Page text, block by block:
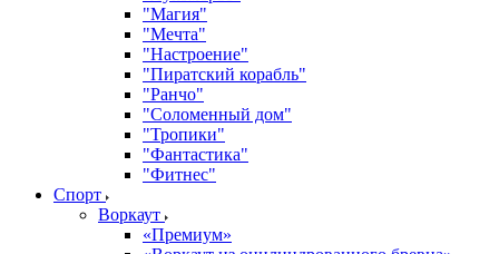
"Магия"
"Мечта"
"Настроение"
"Пиратский корабль"
"Ранчо"
"Соломенный дом"
"Тропики"
"Фантастика"
"Фитнес"
Спорт
Воркаут
«Премиум»